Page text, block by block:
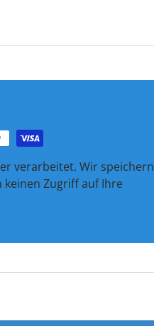
verarbeitet. Wir speichern
Zugriff auf Ihre